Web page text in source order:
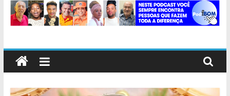
iBom
Portal
Notícias
de
Despacho